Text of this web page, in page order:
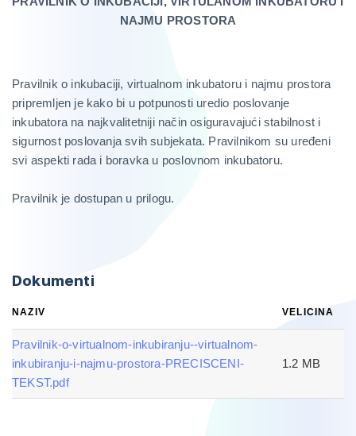
NAJMU PROSTORA
Pravilnik o inkubaciji, virtualnom inkubatoru i najmu prostora
pripremljen je kako bi u potpunosti uredio poslovanje
inkubatora na najkvalitetniji način osiguravajući stabilnost i
sigurnost poslovanja svih subjekata. Pravilnikom su uređeni
svi aspekti rada i boravka u poslovnom inkubatoru.
Pravilnik je dostupan u prilogu.
Dokumenti
NAZIV VELICINA
Pravilnik-o-virtualnom-inkubiranju--virtualnom-
inkubiranju-i-najmu-prostora-PRECISCENI-
TEKST.pdf
1.2 MB